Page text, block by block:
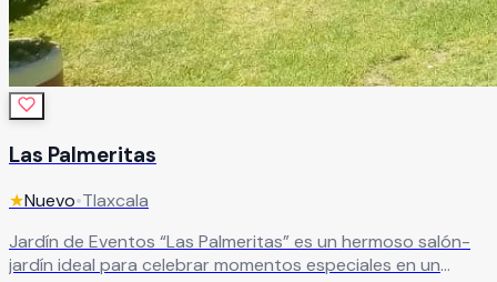
Las Palmeritas
★Nuevo•Tlaxcala
Jardín de Eventos “Las Palmeritas” es un hermoso salón-
jardín ideal para celebrar momentos especiales en un